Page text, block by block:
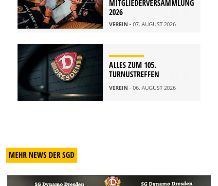
MITGLIEDERVERSAMMLUNG
2026
VEREIN - 07. AUGUST 2026
ALLES ZUM 105.
TURNUSTREFFEN
VEREIN - 06. AUGUST 2026
MEHR NEWS DER SGD